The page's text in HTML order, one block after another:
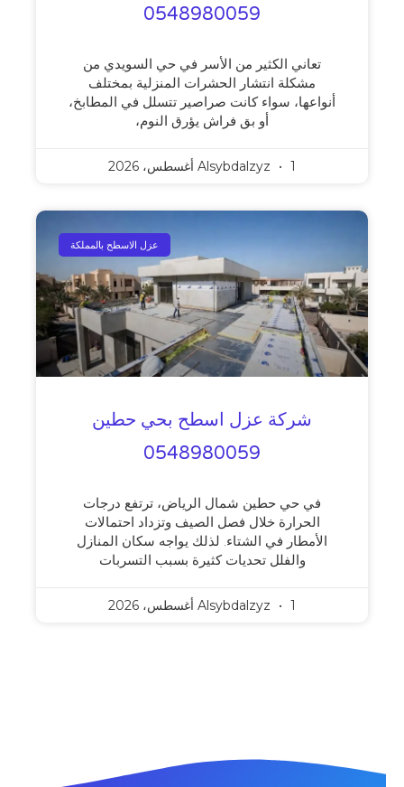
0548980059
تعاني الكثير من الأسر في حي السويدي من
مشكلة انتشار الحشرات المنزلية بمختلف
أنواعها، سواء كانت صراصير تتسلل في المطابخ،
أو بق فراش يؤرق النوم،
Alsybdalzyz 1 أغسطس، 2026
عزل الاسطح بالمملكة
شركة عزل اسطح بحي حطين
0548980059
في حي حطين شمال الرياض، ترتفع درجات
الحرارة خلال فصل الصيف وتزداد احتمالات
الأمطار في الشتاء. لذلك يواجه سكان المنازل
والفلل تحديات كثيرة بسبب التسربات
Alsybdalzyz 1 أغسطس، 2026